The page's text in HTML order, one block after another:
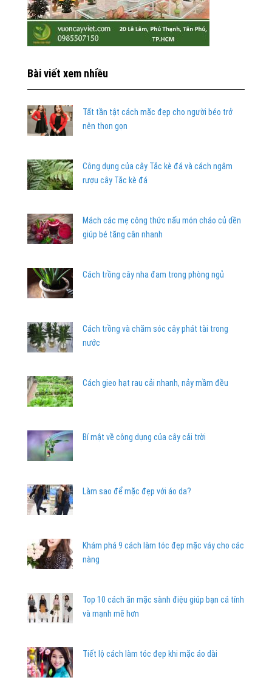
Bài viết xem nhiều
Tất tần tật cách mặc đẹp cho người béo trở
nên thon gọn
Công dụng của cây Tắc kè đá và cách ngâm
rượu cây Tắc kè đá
Mách các mẹ công thức nấu món cháo củ dền
giúp bé tăng cân nhanh
Cách trồng cây nha đam trong phòng ngủ
Cách trồng và chăm sóc cây phát tài trong
nước
Cách gieo hạt rau cải nhanh, nảy mầm đều
Bí mật về công dụng của cây cải trời
Làm sao để mặc đẹp với áo da?
Khám phá 9 cách làm tóc đẹp mặc váy cho các
nàng
Top 10 cách ăn mặc sành điệu giúp bạn cá tính
và mạnh mẽ hơn
Tiết lộ cách làm tóc đẹp khi mặc áo dài